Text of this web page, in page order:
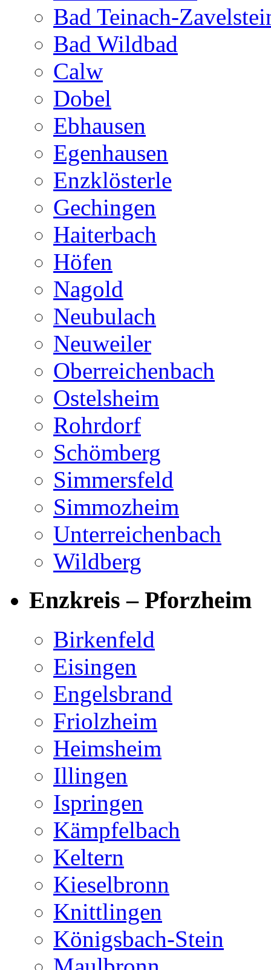
Bad Teinach-
Bad Wildbad
Calw
Dobel
Ebhausen
Egenhausen
Enzklösterle
Gechingen
Haiterbach
Höfen
Nagold
Neubulach
Neuweiler
Oberreichenbach
Ostelsheim
Rohrdorf
Schömberg
Simmersfeld
Simmozheim
Unterreichenbach
Wildberg
Enzkreis – Pforzheim
Birkenfeld
Eisingen
Engelsbrand
Friolzheim
Heimsheim
Illingen
Ispringen
Kämpfelbach
Keltern
Kieselbronn
Knittlingen
Königsbach-Stein